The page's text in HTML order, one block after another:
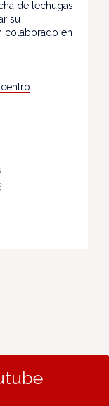
de lechugas
su
colaborado en